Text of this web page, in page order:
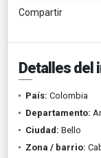
Compartir
Detalles del
País: Colombia
Departamento:
Ciudad: Bello
Zona / barrio: